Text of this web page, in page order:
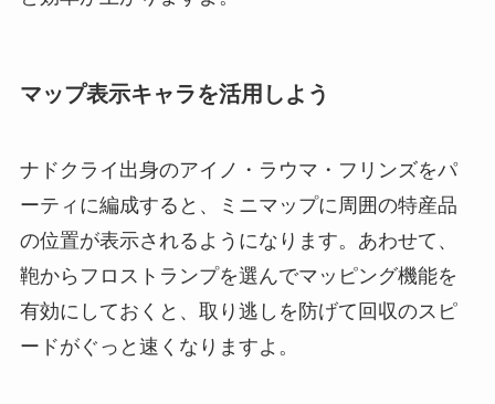
マップ表示キャラを活用しよう
ナドクライ出身のアイノ・ラウマ・フリンズをパ
ーティに編成すると、ミニマップに周囲の特産品
の位置が表示されるようになります。あわせて、
鞄からフロストランプを選んでマッピング機能を
有効にしておくと、取り逃しを防げて回収のスピ
ードがぐっと速くなりますよ。